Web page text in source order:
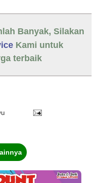
Banyak, Silakan
Kami untuk
terbaik